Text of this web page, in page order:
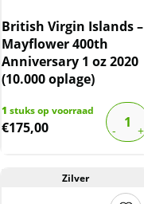
British Virgin Islands –
Mayflower 400th
Anniversary 1 oz 2020
(10.000 oplage)
1 stuks op voorraad
€175,00
Zilver